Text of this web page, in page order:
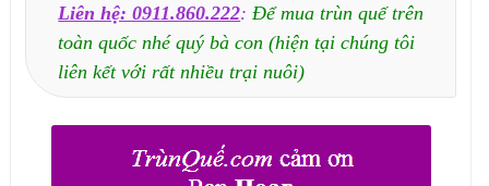
Liên hệ: 0911.860.222:Để mua trùn quế trên
toàn quốc nhé quý bà con (hiện tại chúng tôi
liên kết với rất nhiều trại nuôi)